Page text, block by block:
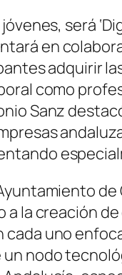
será
en
adquirir
como
Sanz
a la creación
cada uno
nodo